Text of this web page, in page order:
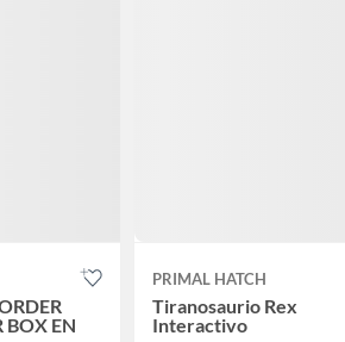
BOX EN
PRIMAL HATCH
Tiranosaurio Rex
Interactivo